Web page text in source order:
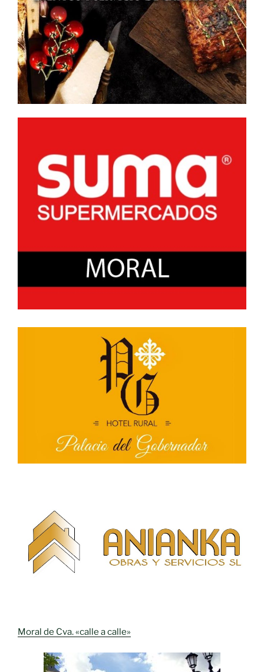
Moral de Cva. «calle a calle»